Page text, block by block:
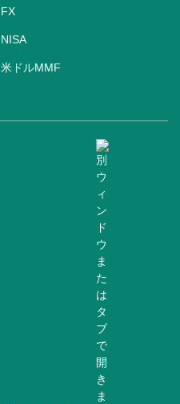
FX
NISA
米ドルMMF